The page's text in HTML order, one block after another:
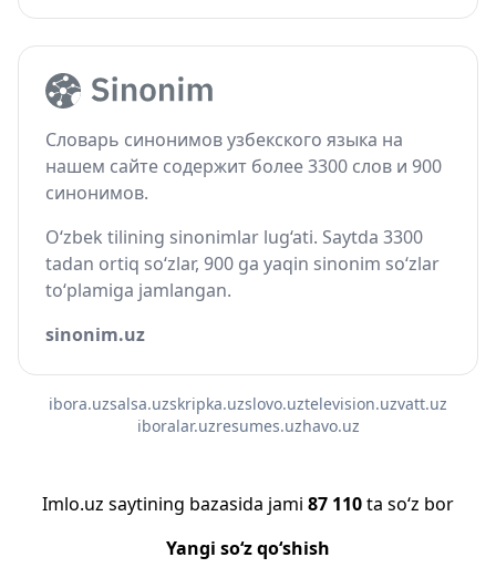
Словарь синонимов узбекского языка на
нашем сайте содержит более 3300 слов и 900
синонимов.
O‘zbek tilining sinonimlar lug‘ati. Saytda 3300
tadan ortiq so‘zlar, 900 ga yaqin sinonim so‘zlar
to‘plamiga jamlangan.
sinonim.uz
ibora.uzsalsa.uzskripka.uzslovo.uztelevision.uzvatt.uz
iboralar.uzresumes.uzhavo.uz
Imlo.uz saytining bazasida jami 87 110ta so‘z bor
Yangi so‘z qo‘shish